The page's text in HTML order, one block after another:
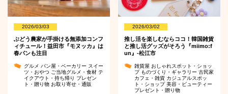
2026/03/03
ぶどう農家が手掛ける無添加コンフ
ィチュール！益田市『モヌッカ』は
春パンも注目
グルメ パン屋・ベーカリー スイー
ツ・おやつ ご当地グルメ・食材 テ
イクアウト・持ち帰り プレゼン
ト・贈り物 お取り寄せ・通販
2026/03/02
推し活を楽しむならココ！韓国雑貨
と推し活グッズがそろう『miimo:f
un』-松江市
雑貨屋 おしゃれスポット・ショッ
プ ものづくり・ギャラリー古民家
カフェ・雑貨 カジュアルスポッ
ト・ショップ美容・ビューティー
プレゼント・贈り物